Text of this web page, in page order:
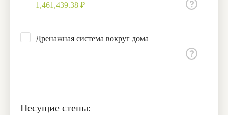
1,461,439.38 ₽
Дренажная система вокруг дома
Несущие стены: